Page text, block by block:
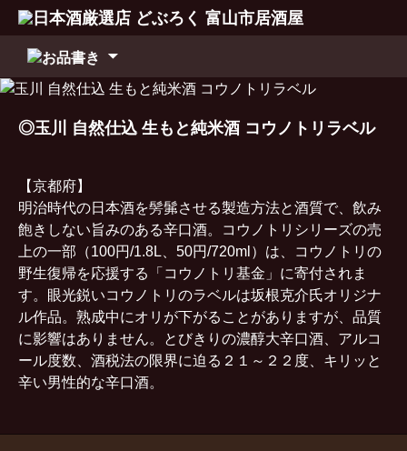
テ
ツ
動
◎玉川 自然仕込 生もと純米酒 コウノトリラベル
【京都府】
明治時代の日本酒を髣髴させる製造方法と酒質で、飲み
飽きしない旨みのある辛口酒。コウノトリシリーズの売
上の一部（100円/1.8L、50円/720ml）は、コウノトリの
野生復帰を応援する「コウノトリ基金」に寄付されま
す。眼光鋭いコウノトリのラベルは坂根克介氏オリジナ
ル作品。熟成中にオリが下がることがありますが、品質
に影響はありません。とびきりの濃醇大辛口酒、アルコ
ール度数、酒税法の限界に迫る２１～２２度、キリッと
辛い男性的な辛口酒。